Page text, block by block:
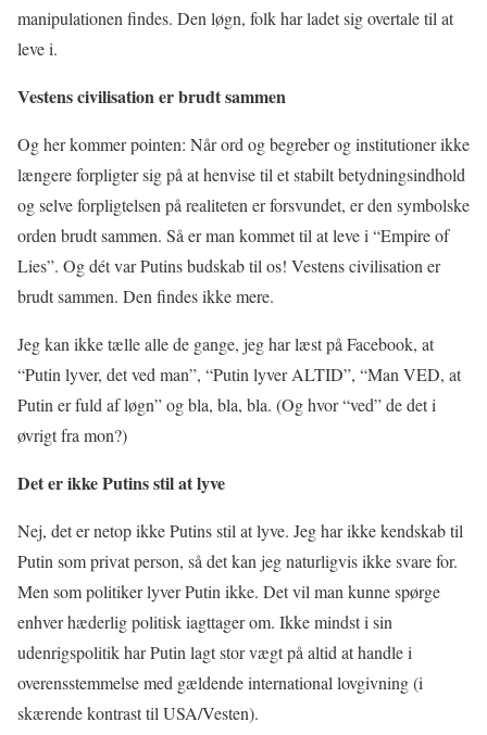
manipulationen findes. Den løgn, folk har ladet sig overtale til at
leve i.
Vestens civilisation er brudt sammen
Og her kommer pointen: Når ord og begreber og institutioner ikke
længere forpligter sig på at henvise til et stabilt betydningsindhold
og selve forpligtelsen på realiteten er forsvundet, er den symbolske
orden brudt sammen. Så er man kommet til at leve i “Empire of
Lies”. Og dét var Putins budskab til os! Vestens civilisation er
brudt sammen. Den findes ikke mere.
Jeg kan ikke tælle alle de gange, jeg har læst på Facebook, at
“Putin lyver, det ved man”, “Putin lyver ALTID”, “Man VED, at
Putin er fuld af løgn” og bla, bla, bla. (Og hvor “ved” de det i
øvrigt fra mon?)
Det er ikke Putins stil at lyve
Nej, det er netop ikke Putins stil at lyve. Jeg har ikke kendskab til
Putin som privat person, så det kan jeg naturligvis ikke svare for.
Men som politiker lyver Putin ikke. Det vil man kunne spørge
enhver hæderlig politisk iagttager om. Ikke mindst i sin
udenrigspolitik har Putin lagt stor vægt på altid at handle i
overensstemmelse med gældende international lovgivning (i
skærende kontrast til USA/Vesten).